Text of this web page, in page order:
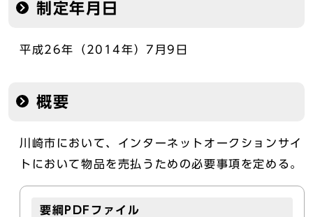
制定年月日
平成26年（2014年）7月9日
概要
川崎市において、インターネットオークションサイ
トにおいて物品を売払うための必要事項を定める。
要綱PDFファイル